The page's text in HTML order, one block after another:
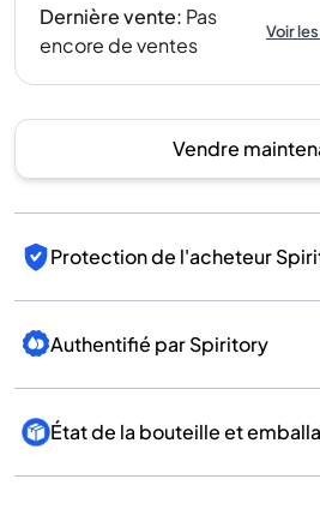
Dernière vente: Pas
encore de ventes
Voir
Vendre
Protection de l'acheteur
Authentifié par Spiritory
État de la bouteille et